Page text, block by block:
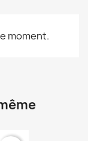
moment.